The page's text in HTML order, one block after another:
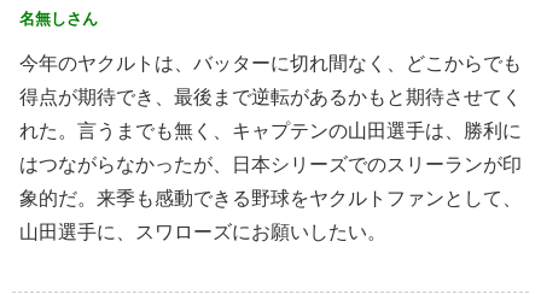
名無しさん
今年のヤクルトは、バッターに切れ間なく、どこからでも
得点が期待でき、最後まで逆転があるかもと期待させてく
れた。言うまでも無く、キャプテンの山田選手は、勝利に
はつながらなかったが、日本シリーズでのスリーランが印
象的だ。来季も感動できる野球をヤクルトファンとして、
山田選手に、スワローズにお願いしたい。